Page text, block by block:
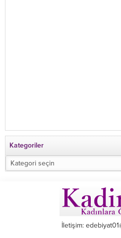
Kategoriler
Kategoriler
İletişim: